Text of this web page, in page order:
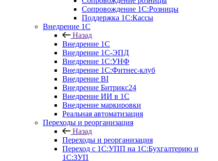
Сопровождение 1С:Розницы
Поддержка 1С:Кассы
Внедрение 1С
Назад
Внедрение 1С
Внедрение 1С-ЭПД
Внедрение 1С:УНФ
Внедрение 1С:Фитнес-клуб
Внедрение BI
Внедрение Битрикс24
Внедрение ИИ в 1С
Внедрение маркировки
Реальная автоматизация
Переходы и реорганизация
Назад
Переходы и реорганизация
Переход с 1С:УПП на 1С:Бухгалтерию и
1С:ЗУП